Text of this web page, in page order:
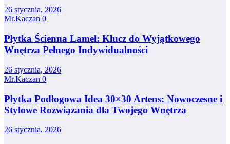
26 stycznia, 2026
Mr.Kaczan 0
Płytka Ścienna Lamel: Klucz do Wyjątkowego
Wnętrza Pełnego Indywidualności
26 stycznia, 2026
Mr.Kaczan 0
Płytka Podłogowa Idea 30×30 Artens: Nowoczesne i
Stylowe Rozwiązania dla Twojego Wnętrza
26 stycznia, 2026